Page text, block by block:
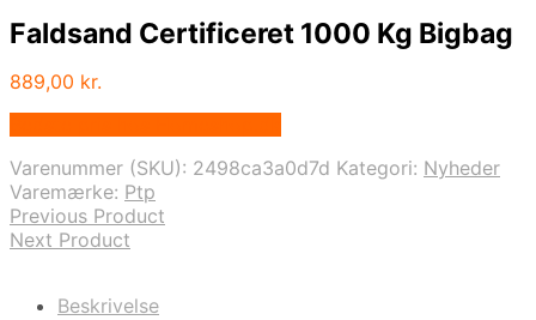
Faldsand Certificeret 1000 Kg Bigbag
889,00 kr.
Varenummer (SKU): 2498ca3a0d7d Kategori: Nyheder
Varemærke: Ptp
Previous Product
Next Product
Beskrivelse